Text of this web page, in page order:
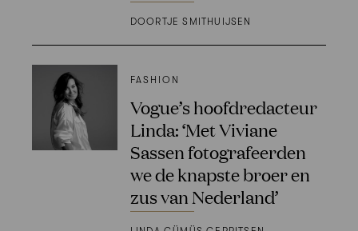
DOORTJE SMITHUIJSEN
FASHION
Vogue’s hoofdredacteur
Linda: ‘Met Viviane
Sassen fotografeerden
we de knapste broer en
zus van Nederland’